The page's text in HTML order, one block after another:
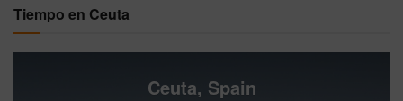
Tiempo en Ceuta
Ceuta, Spain